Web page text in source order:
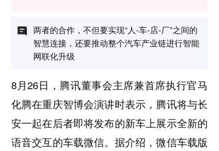
两者的合作，不但要实现“人-车-店-厂”之间的
智慧连接，还要推动整个汽车产业链进行智能
网联化升级
8月26日，腾讯董事会主席兼首席执行官马
化腾在重庆智博会演讲时表示，腾讯将与长
安一起在后者即将发布的新车上展示全新的
语音交互的车载微信。据介绍，微信车载版